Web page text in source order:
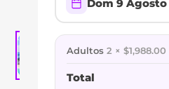
Dom 9 Agosto
Adultos 2 × $1,988.00
Total